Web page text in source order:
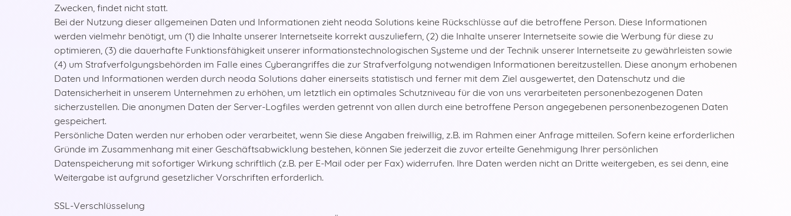
Zwecken, findet nicht statt.
Bei der Nutzung dieser allgemeinen Daten und Informationen zieht neoda Solutions keine Rückschlüsse auf die betroffene Person. Diese Informationen
werden vielmehr benötigt, um (1) die Inhalte unserer Internetseite korrekt auszuliefern, (2) die Inhalte unserer Internetseite sowie die Werbung für diese zu
optimieren, (3) die dauerhafte Funktionsfähigkeit unserer informationstechnologischen Systeme und der Technik unserer Internetseite zu gewährleisten sowie
(4) um Strafverfolgungsbehörden im Falle eines Cyberangriffes die zur Strafverfolgung notwendigen Informationen bereitzustellen. Diese anonym erhobenen
Daten und Informationen werden durch neoda Solutions daher einerseits statistisch und ferner mit dem Ziel ausgewertet, den Datenschutz und die
Datensicherheit in unserem Unternehmen zu erhöhen, um letztlich ein optimales Schutzniveau für die von uns verarbeiteten personenbezogenen Daten
sicherzustellen. Die anonymen Daten der Server-Logfiles werden getrennt von allen durch eine betroffene Person angegebenen personenbezogenen Daten
gespeichert.
Persönliche Daten werden nur erhoben oder verarbeitet, wenn Sie diese Angaben freiwillig, z.B. im Rahmen einer Anfrage mitteilen. Sofern keine erforderlichen
Gründe im Zusammenhang mit einer Geschäftsabwicklung bestehen, können Sie jederzeit die zuvor erteilte Genehmigung Ihrer persönlichen
Datenspeicherung mit sofortiger Wirkung schriftlich (z.B. per E-Mail oder per Fax) widerrufen. Ihre Daten werden nicht an Dritte weitergeben, es sei denn, eine
Weitergabe ist aufgrund gesetzlicher Vorschriften erforderlich.
SSL-Verschlüsselung